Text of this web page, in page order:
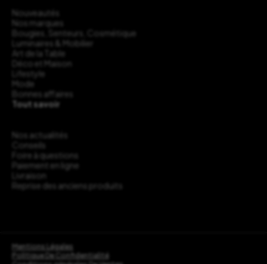
Nouveautés
Nos marques
Bougies, Senteurs, Cosmétique
Luminaires & Mobilier
Art de la Table
Déco et Maison
Lifestyle
Mode
Bonnes affaires
Tout savoir
Nos actualités
Conseils
Foire à questions
Paiement en ligne
Livraison
Reprise des anciens produits
Mentions Légales
Politique De Confidentialité